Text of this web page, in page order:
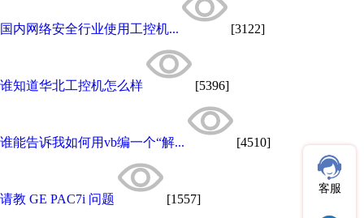
国内网络安全行业使用工控机... [3122]
谁知道华北工控机怎么样 [5396]
谁能告诉我如何用vb编一个“解... [4510]
请教 GE PAC7i 问题 [1557]
客服